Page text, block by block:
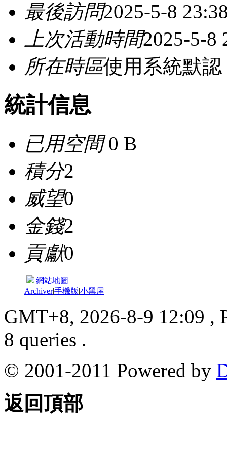
最後訪問2025-5-8
上次活動時間2025-5-8
所在時區使用系統默認
統計信息
已用空間0 B
積分2
威望0
金錢2
貢獻0
|網站地圖
Archiver|手機版|小黑屋|
GMT+8, 2026-8-9 12:09 ,
8 queries .
© 2001-2011 Powered by
返回頂部